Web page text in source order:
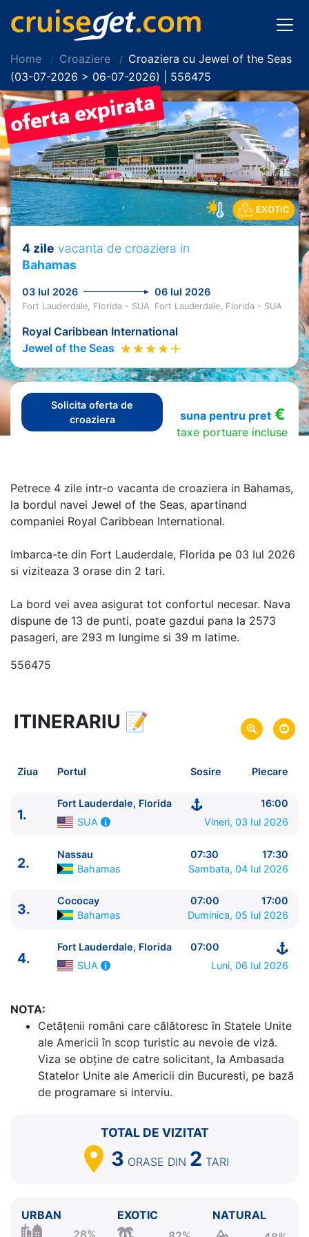
Home Croaziere
Croaziera cu Jewel of the Seas
(03-07-2026 > 06-07-2026) | 556475
EXOTIC
4 zile vacanta de croaziera in
Bahamas
03 Iul 2026 06 Iul 2026
Fort Lauderdale, Florida - SUA Fort Lauderdale, Florida - SUA
Royal Caribbean International
Jewel of the Seas
Solicita oferta de
croaziera
suna pentru pret€
taxe portuare incluse
Petrece 4 zile intr-o vacanta de croaziera in Bahamas,
la bordul navei Jewel of the Seas, apartinand
companiei Royal Caribbean International.
Imbarca-te din Fort Lauderdale, Florida pe 03 Iul 2026
si viziteaza 3 orase din 2 tari.
La bord vei avea asigurat tot confortul necesar. Nava
dispune de 13 de punti, poate gazdui pana la 2573
pasageri, are 293 m lungime si 39 m latime.
556475
4 zile vacanta de croaziera in
link oferta
Plecare pe 03 Iul 2026
din Fort Lauderdale, Florida,
Sosire pe 06 Iul 2026in Fort Lauderdale, Florida,
SUA
Royal Caribbean International
Jewel of the Seas★★★★+
ITINERARIU
Ziua | Portul | Sosire - Plecare
----------------------------------------
Fort Lauderdale, Florida SUA ⚓ - 16:00
Nassau Bahamas 07:30 - 17:30
Fort Lauderdale, Florida SUA 07:00 - ⚓
ITINERARIU 📝
Ziua Portul Sosire Plecare
1.
Fort Lauderdale, Florida
16:00
SUA
Vineri, 03 Iul 2026
2.
Nassau 07:30
17:30
Bahamas
Sambata, 04 Iul 2026
3.
Cococay 07:00
17:00
Bahamas
Duminica, 05 Iul 2026
4.
Fort Lauderdale, Florida
07:00
SUA
Luni, 06 Iul 2026
NOTA:
Cetăţenii români care călătoresc în Statele Unite
ale Americii în scop turistic au nevoie de viză.
Viza se obține de catre solicitant, la Ambasada
Statelor Unite ale Americii din Bucuresti, pe bază
de programare si interviu.
TOTAL DE VIZITAT
3 ORASE DIN 2 TARI
URBAN
28%
EXOTIC
NATURAL